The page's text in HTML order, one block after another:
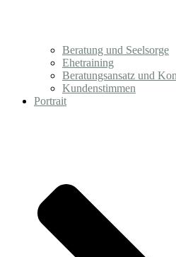
Beratung und Seelsorge
Ehetraining
Beratungsansatz und
Kundenstimmen
Portrait